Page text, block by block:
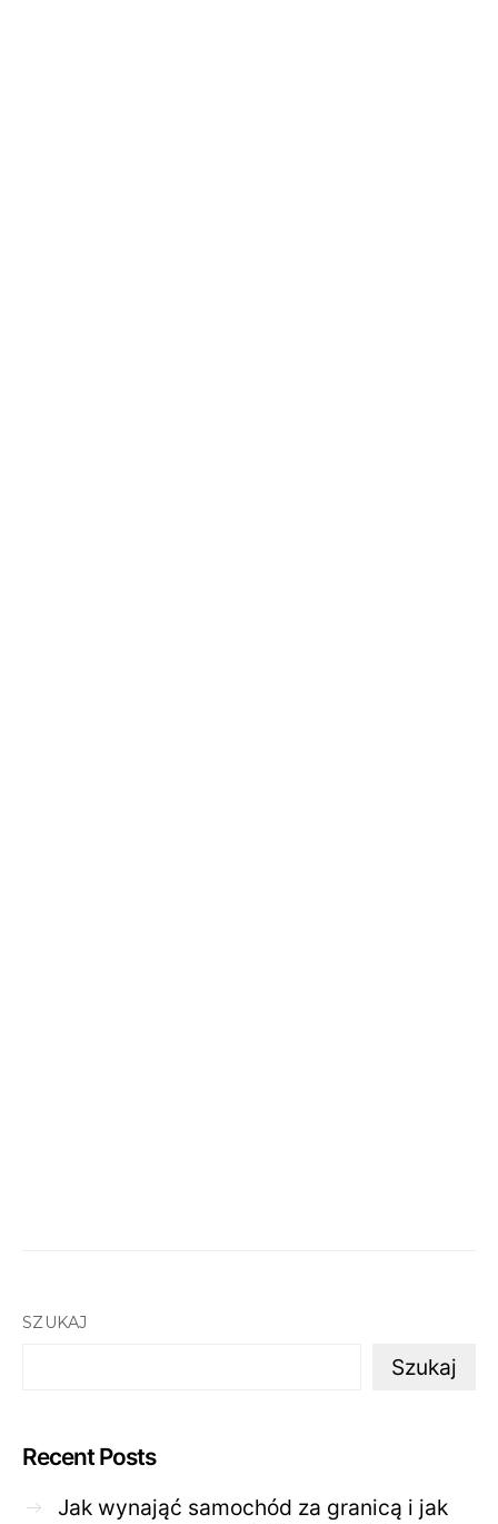
SZUKAJ
Szukaj
Recent Posts
Jak wynająć samochód za granicą i jak